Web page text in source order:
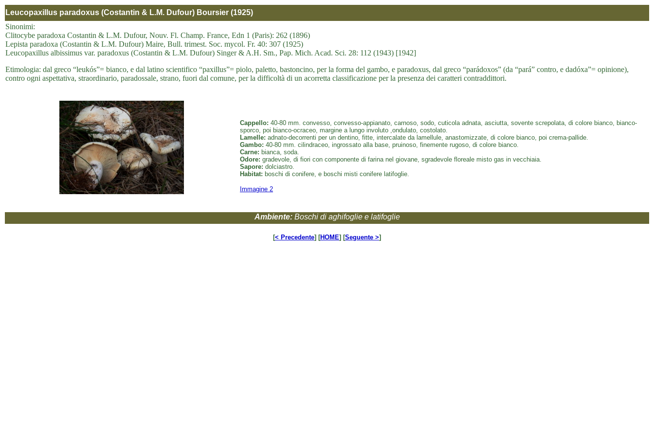
Leucopaxillus paradoxus (Costantin & L.M. Dufour) Boursier (1925)
Sinonimi:
Clitocybe paradoxa Costantin & L.M. Dufour, Nouv. Fl. Champ. France, Edn 1 (Paris): 262 (1896)
Lepista paradoxa (Costantin & L.M. Dufour) Maire, Bull. trimest. Soc. mycol. Fr. 40: 307 (1925)
Leucopaxillus albissimus var. paradoxus (Costantin & L.M. Dufour) Singer & A.H. Sm., Pap. Mich. Acad. Sci. 28: 112 (1943) [1942]
Etimologia: dal greco “leukós”= bianco, e dal latino scientifico “paxillus”= piolo, paletto, bastoncino, per la forma del gambo, e paradoxus, dal greco “parádoxos” (da “pará” contro, e dadóxa”= opinione),
contro ogni aspettativa, straordinario, paradossale, strano, fuori dal comune, per la difficoltà di un acorretta classificazione per la presenza dei caratteri contraddittori.
Cappello: 40-80 mm. convesso, convesso-appianato, carnoso, sodo, cuticola adnata, asciutta, sovente screpolata, di colore bianco, bianco-
sporco, poi bianco-ocraceo, margine a lungo involuto ,ondulato, costolato.
Lamelle: adnato-decorrenti per un dentino, fitte, intercalate da lamellule, anastomizzate, di colore bianco, poi crema-pallide.
Gambo: 40-80 mm. cilindraceo, ingrossato alla base, pruinoso, finemente rugoso, di colore bianco.
Carne: bianca, soda.
Odore: gradevole, di fiori con componente di farina nel giovane, sgradevole floreale misto gas in vecchiaia.
Sapore: dolciastro.
Habitat: boschi di conifere, e boschi misti conifere latifoglie.
Immagine 2
Ambiente: Boschi di aghifoglie e latifoglie
[< Precedente] [HOME] [Seguente >]